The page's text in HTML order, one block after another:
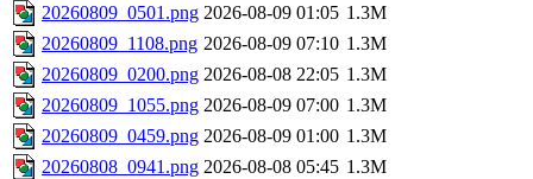
20260809_0501.png 2026-08-09 01:05 1.3M
20260809_1108.png 2026-08-09 07:10 1.3M
20260809_0200.png 2026-08-08 22:05 1.3M
20260809_1055.png 2026-08-09 07:00 1.3M
20260809_0459.png 2026-08-09 01:00 1.3M
20260808_0941.png 2026-08-08 05:45 1.3M